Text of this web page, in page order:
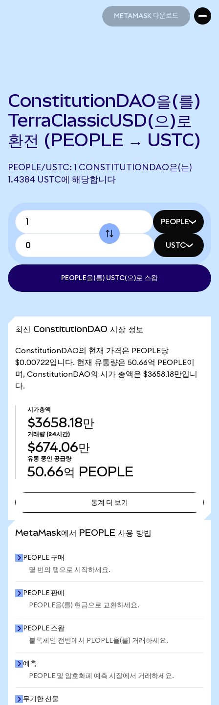
METAMASK 다운로드
ConstitutionDAO을(를)
TerraClassicUSD(으)로
환전 (PEOPLE → USTC)
PEOPLE/USTC: 1 CONSTITUTIONDAO은(는)
1.4384 USTC에 해당합니다
PEOPLE
USTC
PEOPLE을(를) USTC(으)로 스왑
최신 ConstitutionDAO 시장 정보
ConstitutionDAO의 현재 가격은 PEOPLE당
$0.00722입니다. 현재 유통량은 50.66억 PEOPLE이
며, ConstitutionDAO의 시가 총액은 $3658.18만입니
다.
시가총액
$3658.18만
거래량 (24시간)
$674.06만
유통 중인 공급량
50.66억 PEOPLE
통계 더 보기
MetaMask에서 PEOPLE 사용 방법
PEOPLE 구매
몇 번의 탭으로 시작하세요.
PEOPLE 판매
PEOPLE을(를) 현금으로 교환하세요.
PEOPLE 스왑
블록체인 전반에서 PEOPLE을(를) 거래하세요.
예측
PEOPLE 및 암호화폐 예측 시장에서 거래하세요.
무기한 선물